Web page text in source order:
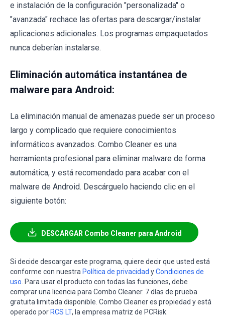
e instalación de la configuración "personalizada" o
"avanzada" rechace las ofertas para descargar/instalar
aplicaciones adicionales. Los programas empaquetados
nunca deberían instalarse.
Eliminación automática instantánea de
malware para Android:
La eliminación manual de amenazas puede ser un proceso
largo y complicado que requiere conocimientos
informáticos avanzados. Combo Cleaner es una
herramienta profesional para eliminar malware de forma
automática, y está recomendado para acabar con el
malware de Android. Descárguelo haciendo clic en el
siguiente botón:
DESCARGAR Combo Cleaner para Android
Si decide descargar este programa, quiere decir que usted está
conforme con nuestra Política de privacidad yCondiciones de
uso. Para usar el producto con todas las funciones, debe
comprar una licencia para Combo Cleaner. 7 días de prueba
gratuita limitada disponible. Combo Cleaner es propiedad y está
operado por RCS LT, la empresa matriz de PCRisk.